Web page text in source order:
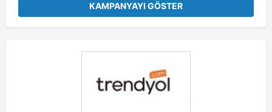
KAMPANYAYI GÖSTER